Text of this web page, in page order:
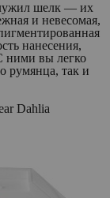
шелк — их
и невесомая,
нанесения,
ними вы легко
румянца, так и
Dahlia